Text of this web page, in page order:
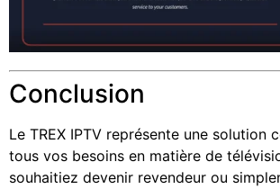
Conclusion
Le TREX IPTV représente une solution
tous vos besoins en matière de
souhaitiez devenir revendeur ou